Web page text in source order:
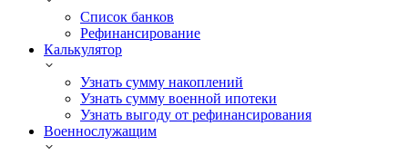
Список банков
Рефинансирование
Калькулятор
Узнать сумму накоплений
Узнать сумму военной ипотеки
Узнать выгоду от рефинансирования
Военнослужащим